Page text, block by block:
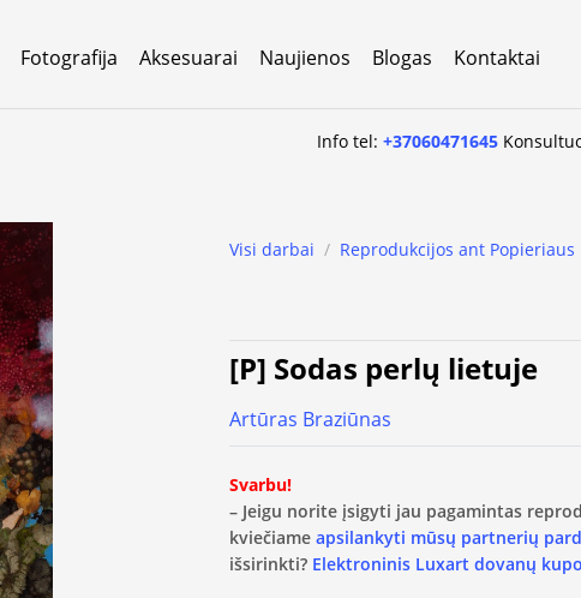
Fotografija Aksesuarai Naujienos Blogas Kontaktai
Info tel:+37060471645
Visi darbai / Reprodukcijos ant Popieriaus
[P] Sodas perlų lietuje
Artūras Braziūnas
Svarbu!
– Jeigu norite įsigyti jau pagamintas
kviečiame apsilankyti mūsų partnerių
išsirinkti? Elektroninis Luxart dovanų